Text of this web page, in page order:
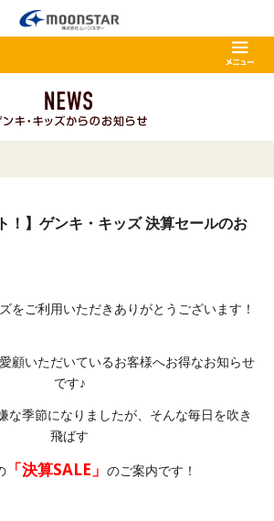
！】ゲンキ・キッズ 決算セールのお
をご利用いただきありがとうございます！
顧いただいているお客様へお得なお知らせ
です♪
な季節になりましたが、そんな毎日を吹き
飛ばす
「決算SALE」 のご案内です！